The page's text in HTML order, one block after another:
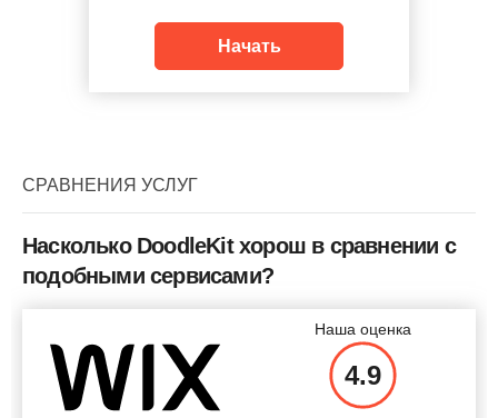
Начать
СРАВНЕНИЯ УСЛУГ
Насколько DoodleKit хорош в сравнении с
подобными сервисами?
Наша оценка
4.9